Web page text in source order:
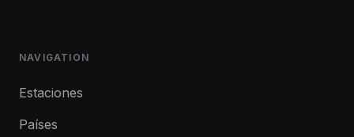
NAVIGATION
Estaciones
Países